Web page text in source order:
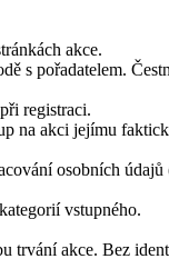
akce.
s pořadatelem.
registraci.
na akci jejímu
osobních
vstupného.
trvání akce. Bez